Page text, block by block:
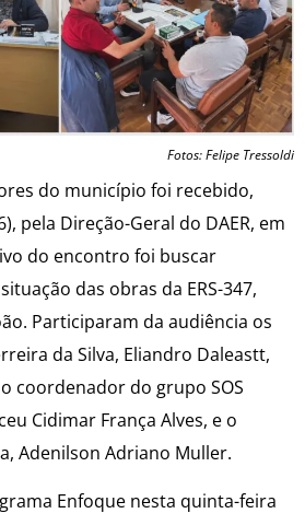
Fotos: Felipe Tressoldi
do município foi recebido,
pela Direção-Geral do DAER, em
do encontro foi buscar
das obras da ERS-347,
Participaram da audiência os
da Silva, Eliandro Daleastt,
o coordenador do grupo SOS
Cidimar França Alves, e o
Adenilson Adriano Muller.
Enfoque nesta quinta-feira